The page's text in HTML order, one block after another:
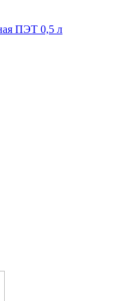
ПЭТ 0,5 л